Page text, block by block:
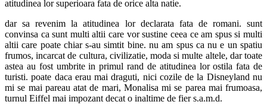
atitudinea lor superioara fata de orice alta natie.
dar sa revenim la atitudinea lor declarata fata de romani. sunt
convinsa ca sunt multi altii care vor sustine ceea ce am spus si multi
altii care poate chiar s-au simtit bine. nu am spus ca nu e un spatiu
frumos, incarcat de cultura, civilizatie, moda si multe altele, dar toate
astea au fost umbrite in primul rand de atitudinea lor ostila fata de
turisti. poate daca erau mai draguti, nici cozile de la Disneyland nu
mi se mai pareau atat de mari, Monalisa mi se parea mai frumoasa,
turnul Eiffel mai impozant decat o inaltime de fier s.a.m.d.